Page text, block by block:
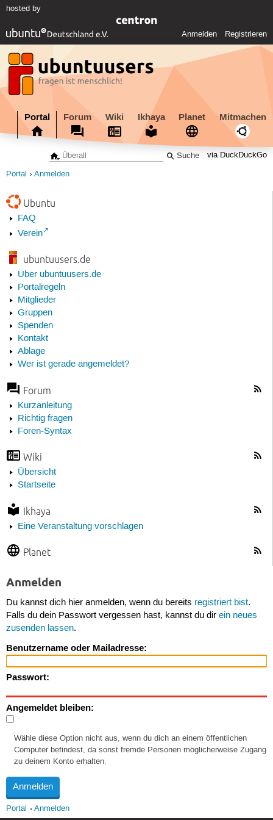
hosted by
Anmelden Registrieren
Portal Forum Wiki Ikhaya Planet Mitmachen
via DuckDuckGo
Portal Anmelden
Ubuntu
FAQ
Verein
ubuntuusers.de
Über ubuntuusers.de
Portalregeln
Mitglieder
Gruppen
Spenden
Kontakt
Ablage
Wer ist gerade angemeldet?
Forum
Kurzanleitung
Richtig fragen
Foren-Syntax
Wiki
Übersicht
Startseite
Ikhaya
Eine Veranstaltung vorschlagen
Planet
Anmelden
Du kannst dich hier anmelden, wenn du bereits registriert bist.
Falls du dein Passwort vergessen hast, kannst du dir ein neues
zusenden lassen.
Benutzername oder Mailadresse:
Passwort:
Angemeldet bleiben:
Wähle diese Option nicht aus, wenn du dich an einem öffentlichen
Computer befindest, da sonst fremde Personen möglicherweise Zugang
zu deinem Konto erhalten.
Portal Anmelden